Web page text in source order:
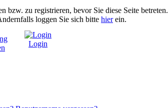
bzw. zu registrieren, bevor Sie diese Seite betreten.
loggen Sie sich bitte hierein.
Login